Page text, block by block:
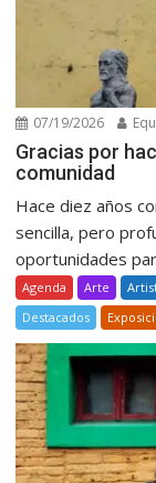
07/19/2026
Gracias por
comunidad
Hace diez años
sencilla, pero
oportunidades
Agenda Arte
Destacados